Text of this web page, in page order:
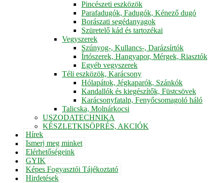
Pincészeti eszközök
Parafadugók, Fadugók, Kénező dugó
Borászati segédanyagok
Szüretelő kád és tartozékai
Vegyszerek
Szúnyog-, Kullancs-, Darázsírtók
Írtószerek, Hangyapor, Mérgek, Riasztók
Egyéb vegyszerek
Téli eszközök, Karácsony
Hólapátok, Jégkaparók, Szánkók
Kandallók és kiegészítők, Füstcsövek
Karácsonyfatalp, Fenyőcsomagoló háló
Talicska, Molnárkocsi
USZODATECHNIKA
KÉSZLETKISÖPRÉS, AKCIÓK
Hírek
Ismerj meg minket
Elérhetőségeink
GYIK
Képes Fogyasztói Tájékoztató
Hirdetések